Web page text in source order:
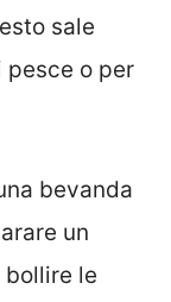
sale
o per
bevanda
un
bollire le